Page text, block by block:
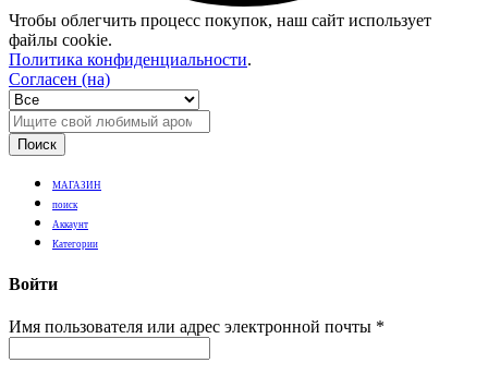
Чтобы облегчить процесс покупок, наш сайт использует
файлы cookie.
Политика конфиденциальности.
Согласен (на)
Поиск
МАГАЗИН
поиск
Аккаунт
Категории
Войти
Имя пользователя или адрес электронной почты *